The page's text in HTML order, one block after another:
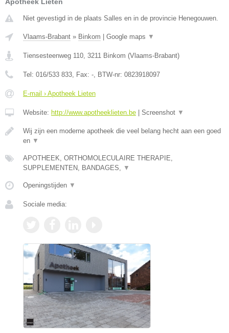
Niet gevestigd in de plaats Salles en in de provincie Henegouwen.
Vlaams-Brabant » Binkom | Google maps ▼
Tiensesteenweg 110 3211 Binkom (Vlaams-Brabant)
Tel: 016/533 833 , Fax: - , BTW-nr: 0823918097
E-mail › Apotheek Lieten
Website: http://www.apotheeklieten.be | Screenshot ▼
Wij zijn een moderne apotheek die veel belang hecht aan een goed
en ▼
APOTHEEK, ORTHOMOLECULAIRE THERAPIE,
SUPPLEMENTEN, BANDAGES,
▼
Openingstijden ▼
Sociale media: